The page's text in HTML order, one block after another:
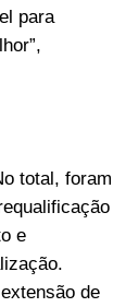
para
total, foram
e
de